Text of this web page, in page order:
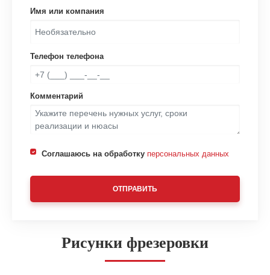
Имя или компания
Телефон телефона
Комментарий
Соглашаюсь на обработку персональных данных
ОТПРАВИТЬ
Рисунки фрезеровки